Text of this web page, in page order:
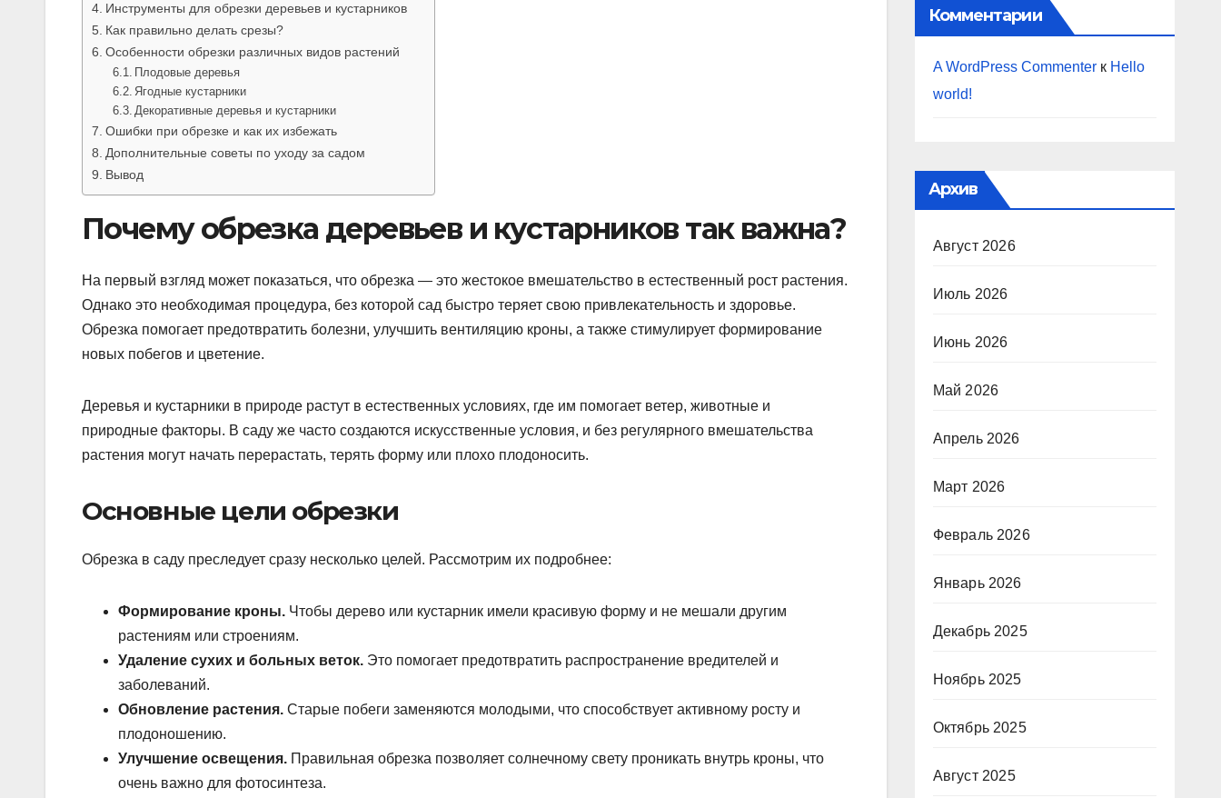
Инструменты для обрезки деревьев и кустарников
Как правильно делать срезы?
Особенности обрезки различных видов растений
Плодовые деревья
Ягодные кустарники
Декоративные деревья и кустарники
Ошибки при обрезке и как их избежать
Дополнительные советы по уходу за садом
Вывод
Почему обрезка деревьев и кустарников так важна?
На первый взгляд может показаться, что обрезка — это жестокое вмешательство в естественный рост растения.
Однако это необходимая процедура, без которой сад быстро теряет свою привлекательность и здоровье.
Обрезка помогает предотвратить болезни, улучшить вентиляцию кроны, а также стимулирует формирование
новых побегов и цветение.
Деревья и кустарники в природе растут в естественных условиях, где им помогает ветер, животные и
природные факторы. В саду же часто создаются искусственные условия, и без регулярного вмешательства
растения могут начать перерастать, терять форму или плохо плодоносить.
Основные цели обрезки
Обрезка в саду преследует сразу несколько целей. Рассмотрим их подробнее:
Формирование кроны. Чтобы дерево или кустарник имели красивую форму и не мешали другим
растениям или строениям.
Удаление сухих и больных веток. Это помогает предотвратить распространение вредителей и
заболеваний.
Обновление растения. Старые побеги заменяются молодыми, что способствует активному росту и
плодоношению.
Улучшение освещения. Правильная обрезка позволяет солнечному свету проникать внутрь кроны, что
очень важно для фотосинтеза.
Комментарии
A WordPress Commenterк Hello
world!
Архив
Август 2026
Июль 2026
Июнь 2026
Май 2026
Апрель 2026
Март 2026
Февраль 2026
Январь 2026
Декабрь 2025
Ноябрь 2025
Октябрь 2025
Август 2025